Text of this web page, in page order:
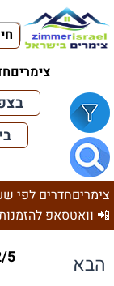
צימרים
צימריםחדרים לפי
📲 וואטסאפ
הבא 2/5 באזור